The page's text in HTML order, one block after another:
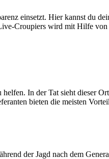
einsetzt. Hier kannst du
Croupiers wird mit Hilfe
In der Tat sieht dieser
bieten die meisten
der Jagd nach dem